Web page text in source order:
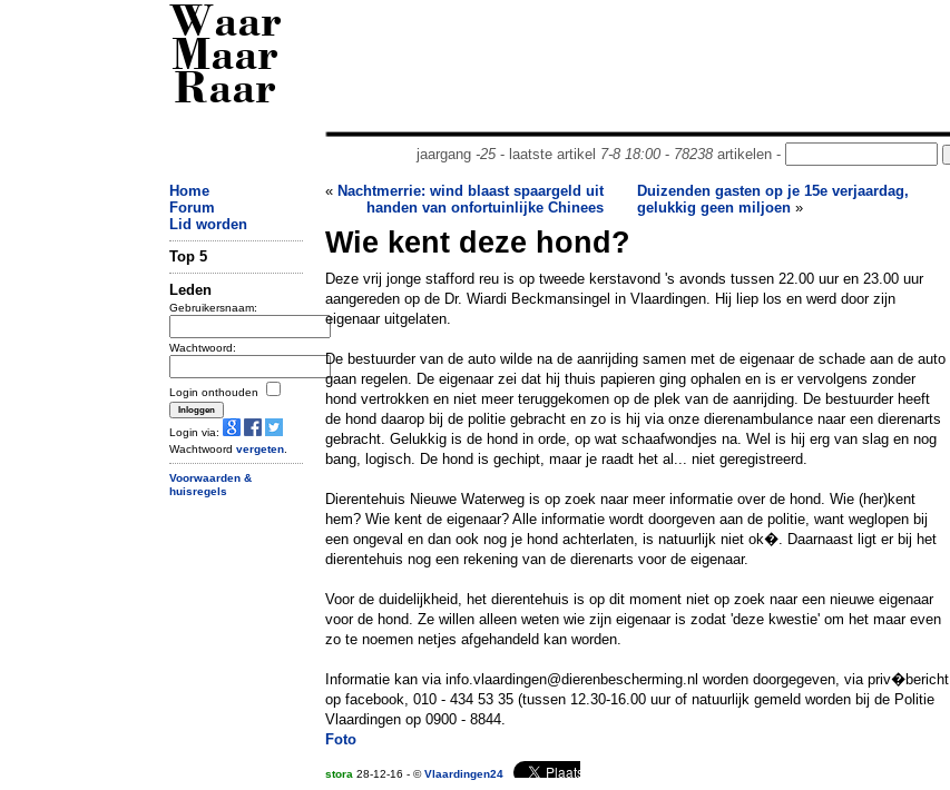
Waar
Maar
Raar
jaargang -25- laatste artikel 7-8 18:00- 78238artikelen -
Home
Forum
Lid worden
Top 5
Leden
Gebruikersnaam:
Wachtwoord:
Login onthouden
Login via:
Wachtwoord vergeten
Voorwaarden &
huisregels
« Nachtmerrie: wind blaast spaargeld uit
handen van onfortuinlijke Chinees
Duizenden gasten op je 15e verjaardag,
gelukkig geen miljoen »
Wie kent deze hond?
Deze vrij jonge stafford reu is op tweede kerstavond 's avonds tussen 22.00 uur en 23.00 uur
aangereden op de Dr. Wiardi Beckmansingel in Vlaardingen. Hij liep los en werd door zijn
eigenaar uitgelaten.
De bestuurder van de auto wilde na de aanrijding samen met de eigenaar de schade aan de auto
gaan regelen. De eigenaar zei dat hij thuis papieren ging ophalen en is er vervolgens zonder
hond vertrokken en niet meer teruggekomen op de plek van de aanrijding. De bestuurder heeft
de hond daarop bij de politie gebracht en zo is hij via onze dierenambulance naar een dierenarts
gebracht. Gelukkig is de hond in orde, op wat schaafwondjes na. Wel is hij erg van slag en nog
bang, logisch. De hond is gechipt, maar je raadt het al... niet geregistreerd.
Dierentehuis Nieuwe Waterweg is op zoek naar meer informatie over de hond. Wie (her)kent
hem? Wie kent de eigenaar? Alle informatie wordt doorgeven aan de politie, want weglopen bij
een ongeval en dan ook nog je hond achterlaten, is natuurlijk niet ok�. Daarnaast ligt er bij het
dierentehuis nog een rekening van de dierenarts voor de eigenaar.
Voor de duidelijkheid, het dierentehuis is op dit moment niet op zoek naar een nieuwe eigenaar
voor de hond. Ze willen alleen weten wie zijn eigenaar is zodat 'deze kwestie' om het maar even
zo te noemen netjes afgehandeld kan worden.
Informatie kan via info.vlaardingen@dierenbescherming.nl worden doorgegeven, via priv�bericht
op facebook, 010 - 434 53 35 (tussen 12.30-16.00 uur of natuurlijk gemeld worden bij de Politie
Vlaardingen op 0900 - 8844.
Foto
stora 28-12-16 - ©Vlaardingen24